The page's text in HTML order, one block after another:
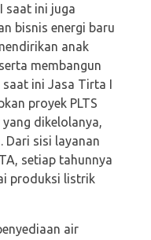
saat ini juga
bisnis energi baru
anak
membangun
saat ini Jasa Tirta I
proyek PLTS
dikelolanya,
Dari sisi layanan
setiap tahunnya
produksi listrik
air